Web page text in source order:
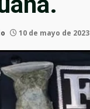
10 de mayo de 2023